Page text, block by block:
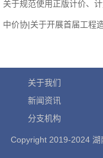
关于规范使用正版计价、计
中价协|关于开展首届工程
关于我们
新闻资讯
分支机构
Copyright 2019-2024